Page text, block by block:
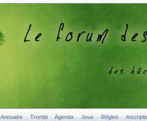
Annuaire Trombi Agenda Jeux Règles